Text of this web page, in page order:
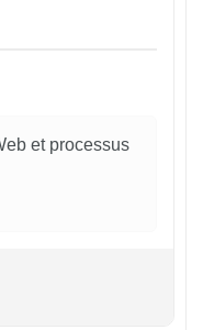
et processus